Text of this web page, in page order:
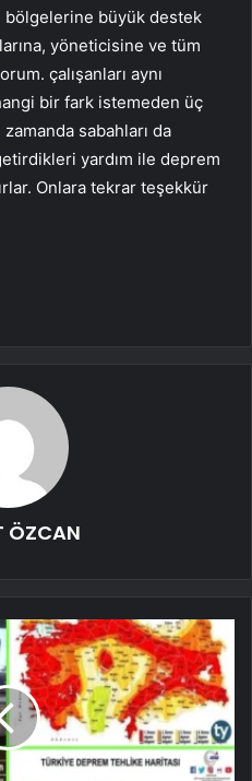
bölgelerine büyük destek
yöneticisine ve tüm
çalışanları aynı
bir fark istemeden üç
sabahları da
yardım ile deprem
Onlara tekrar teşekkür
ÖZCAN